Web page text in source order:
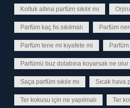
Koltuk altına parfüm sıkılır mı
Parfüm kaç fıs sıkılmalı Parfüm
Parfüm tene mi kıyafete mi Parfüm
Parfümü buz dolabına koyarsak ne olur
Saça parfüm sıkılır mı Sıcak hava
Ter kokusu için ne yapılmalı Ter